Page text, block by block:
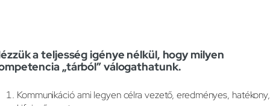
a teljesség igénye nélkül, hogy milyen
„tárból” válogathatunk.
Kommunikáció ami legyen célra vezető, eredményes, hatékony,